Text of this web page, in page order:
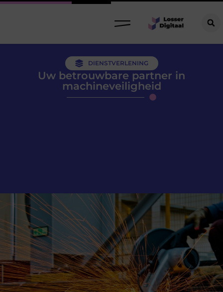
DIENSTVERLENING
Uw betrouwbare partner in
machineveiligheid